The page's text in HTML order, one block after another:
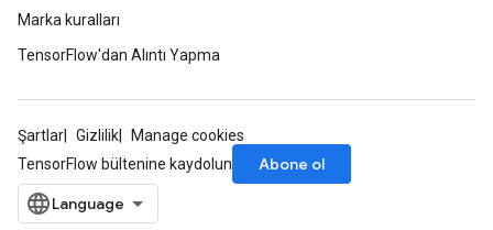
Marka kuralları
TensorFlow'dan Alıntı Yapma
Şartlar Gizlilik
Manage cookies
TensorFlow bültenine kaydolun
Abone ol